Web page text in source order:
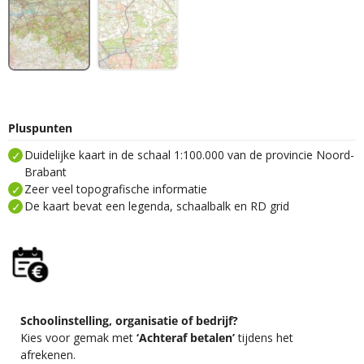
Pluspunten
Duidelijke kaart in de schaal 1:100.000 van de provincie Noord-
Brabant
Zeer veel topografische informatie
De kaart bevat een legenda, schaalbalk en RD grid
Schoolinstelling, organisatie of bedrijf?
Kies voor gemak met ‘Achteraf betalen’tijdens het
afrekenen.